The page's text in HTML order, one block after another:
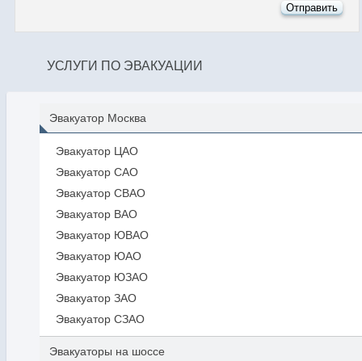
УСЛУГИ ПО ЭВАКУАЦИИ
Эвакуатор Москва
Эвакуатор ЦАО
Эвакуатор САО
Эвакуатор СВАО
Эвакуатор ВАО
Эвакуатор ЮВАО
Эвакуатор ЮАО
Эвакуатор ЮЗАО
Эвакуатор ЗАО
Эвакуатор СЗАО
Эвакуаторы на шоссе